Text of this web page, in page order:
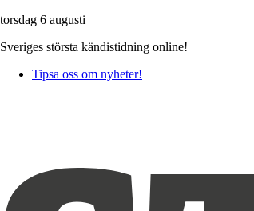
torsdag 6 augusti
Sveriges största kändistidning online!
Tipsa oss om nyheter!